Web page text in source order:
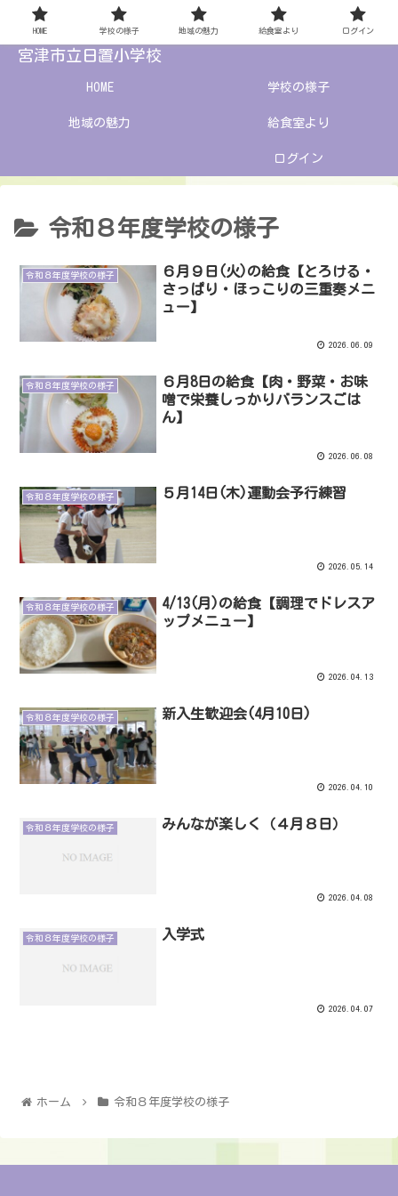
宮津市立日置小学校
HOME 学校の様子
地域の魅力 給食室より
ログイン
令和８年度学校の様子
令和８年度学校の様子
６月９日(火)の給食【とろける・
さっぱり・ほっこりの三重奏メニ
ュー】
2026.06.09
令和８年度学校の様子
６月8日の給食【肉・野菜・お味
噌で栄養しっかりバランスごは
ん】
2026.06.08
令和８年度学校の様子 ５月14日(木)運動会予行練習
2026.05.14
令和８年度学校の様子
4/13(月)の給食【調理でドレスア
ップメニュー】
2026.04.13
令和８年度学校の様子 新入生歓迎会(4月10日)
2026.04.10
令和８年度学校の様子 みんなが楽しく（４月８日）
2026.04.08
令和８年度学校の様子 入学式
2026.04.07
ホーム 令和８年度学校の様子
HOME 学校の様子 地域の魅力 給食室より ログイン